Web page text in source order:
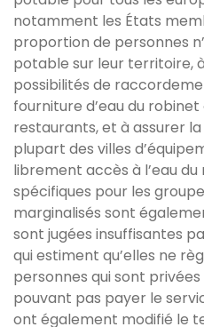
notamment les États
proportion de personnes
potable sur leur territoire,
possibilités de
fourniture d’eau du
restaurants, et à assurer
plupart des villes
librement accès à l’eau
spécifiques pour les
marginalisés sont
sont jugées insuffisantes
qui estiment qu’elles ne
personnes qui sont privées
pouvant pas payer le
ont également modifié le